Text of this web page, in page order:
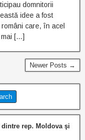
domnitorii
idee a fost
care, în acel
mai […]
Newer Posts →
dintre rep. Moldova şi